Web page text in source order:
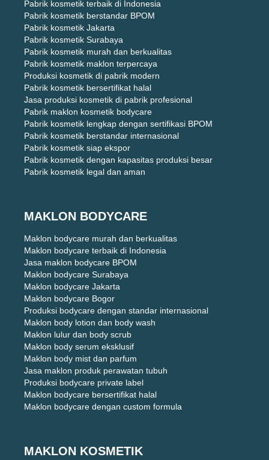
Pabrik kosmetik terbaik di Indonesia
Pabrik kosmetik berstandar BPOM
Pabrik kosmetik Jakarta
Pabrik kosmetik Surabaya
Pabrik kosmetik murah dan berkualitas
Pabrik kosmetik maklon terpercaya
Produksi kosmetik di pabrik modern
Pabrik kosmetik bersertifikat halal
Jasa produksi kosmetik di pabrik profesional
Pabrik maklon kosmetik bodycare
Pabrik kosmetik lengkap dengan sertifikasi BPOM
Pabrik kosmetik berstandar internasional
Pabrik kosmetik siap ekspor
Pabrik kosmetik dengan kapasitas produksi besar
Pabrik kosmetik legal dan aman
MAKLON BODYCARE
Maklon bodycare murah dan berkualitas
Maklon bodycare terbaik di Indonesia
Jasa maklon bodycare BPOM
Maklon bodycare Surabaya
Maklon bodycare Jakarta
Maklon bodycare Bogor
Produksi bodycare dengan standar internasional
Maklon body lotion dan body wash
Maklon lulur dan body scrub
Maklon body serum eksklusif
Maklon body mist dan parfum
Jasa maklon produk perawatan tubuh
Produksi bodycare private label
Maklon bodycare bersertifikat halal
Maklon bodycare dengan custom formula
MAKLON KOSMETIK